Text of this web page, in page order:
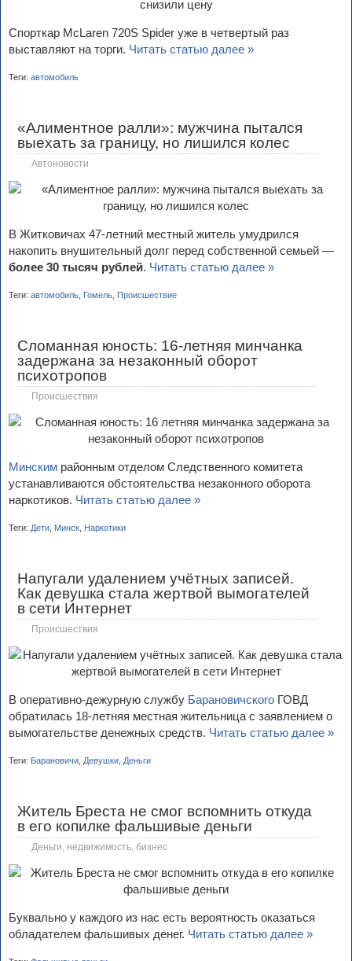
Спорткар McLaren 720S Spider уже в четвертый раз
выставляют на торги. Читать статью далее »
Теги: автомобиль
«Алиментное ралли»: мужчина пытался
выехать за границу, но лишился колес
Автоновости
В Житковичах 47-летний местный житель умудрился
накопить внушительный долг перед собственной семьей —
более 30 тысяч рублей. Читать статью далее »
Теги: автомобиль Гомель Происшествие
Сломанная юность: 16-летняя минчанка
задержана за незаконный оборот
психотропов
Происшествия
Минским районным отделом Следственного комитета
устанавливаются обстоятельства незаконного оборота
наркотиков. Читать статью далее »
Теги: Дети Минск Наркотики
Напугали удалением учётных записей.
Как девушка стала жертвой вымогателей
в сети Интернет
Происшествия
В оперативно-дежурную службу Барановичского ГОВД
обратилась 18-летняя местная жительница с заявлением о
вымогательстве денежных средств. Читать статью далее »
Теги: Барановичи Девушки Деньги
Житель Бреста не смог вспомнить откуда
в его копилке фальшивые деньги
Деньги, недвижимость, бизнес
Буквально у каждого из нас есть вероятность оказаться
обладателем фальшивых денег. Читать статью далее »